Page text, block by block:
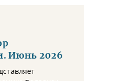
Июнь 2026